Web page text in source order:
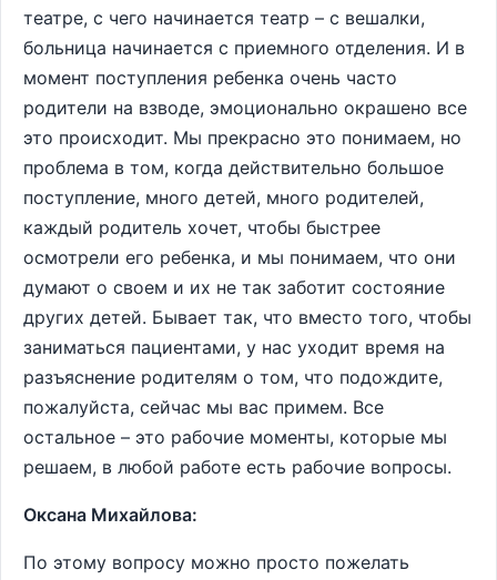
театре, с чего начинается театр – с вешалки,
больница начинается с приемного отделения. И в
момент поступления ребенка очень часто
родители на взводе, эмоционально окрашено все
это происходит. Мы прекрасно это понимаем, но
проблема в том, когда действительно большое
поступление, много детей, много родителей,
каждый родитель хочет, чтобы быстрее
осмотрели его ребенка, и мы понимаем, что они
думают о своем и их не так заботит состояние
других детей. Бывает так, что вместо того, чтобы
заниматься пациентами, у нас уходит время на
разъяснение родителям о том, что подождите,
пожалуйста, сейчас мы вас примем. Все
остальное – это рабочие моменты, которые мы
решаем, в любой работе есть рабочие вопросы.
Оксана Михайлова:
По этому вопросу можно просто пожелать